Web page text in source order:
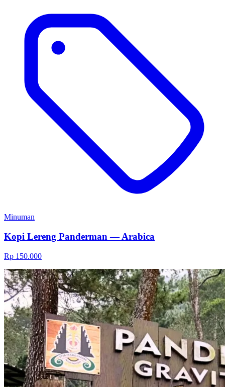
Minuman
Kopi Lereng Panderman — Arabica
Rp 150.000